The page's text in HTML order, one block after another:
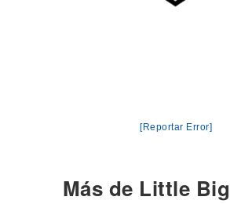
[Reportar Error]
Más de Little